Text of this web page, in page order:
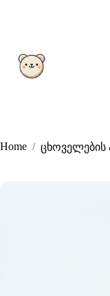
Home / ცხოველების